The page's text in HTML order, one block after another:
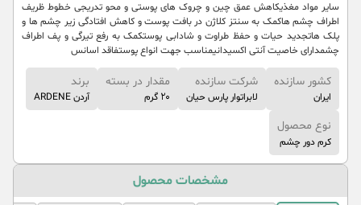
سایر مواد مغذیکاهش عمق چین و چروک های پوستی و محو تدریجی خطوط ظریف
اطراف چشم هاکمک به سنتز کلاژن در بافت پوست و کاهش افتادگی زیر چشم ها و
پلک هاتجدید حیات و حفظ طراوت و شادابی پوستکمک به رفع تیرگی و پف اطراف
چشمدارای خاصیت آنتی اکسیدانیمناسب جهت انواع پوستفاقد اسانس
کشور سازنده
ایران
شرکت سازنده
لابراتوار پارس حیان
مقدار در بسته
۲۰ گرم
برند
آردن ARDENE
نوع محصول
کرم دور چشم
مشخصات محصول